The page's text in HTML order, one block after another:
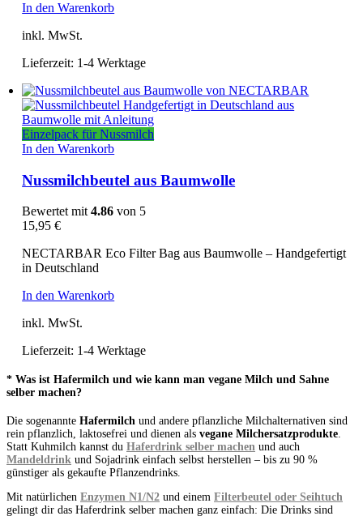
In den Warenkorb
inkl. MwSt.
Lieferzeit: 1-4 Werktage
Einzelpack für Nussmilch
In den Warenkorb
Nussmilchbeutel aus Baumwolle
Bewertet mit4.86 von 5
15,95€
NECTARBAR Eco Filter Bag aus Baumwolle – Handgefertigt
in Deutschland
In den Warenkorb
inkl. MwSt.
Lieferzeit: 1-4 Werktage
* Was ist Hafermilch und wie kann man vegane Milch und Sahne
selber machen?
Die sogenannte Hafermilch und andere pflanzliche Milchalternativen sind
rein pflanzlich, laktosefrei und dienen als vegane Milchersatzprodukte
Statt Kuhmilch kannst du Haferdrink selber machen und auch
Mandeldrink und Sojadrink einfach selbst herstellen – bis zu 90 %
günstiger als gekaufte Pflanzendrinks.
Mit natürlichen Enzymen N1/N2 und einem Filterbeutel oder Seihtuch
gelingt dir das Haferdrink selber machen ganz einfach: Die Drinks sind